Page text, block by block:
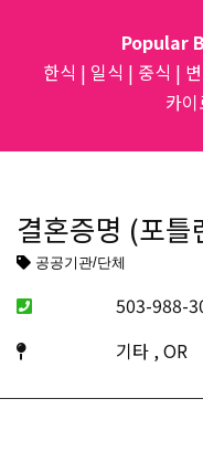
Popular
한식 | 일식 | 중식 |
카
결혼증명 (포틀
공공기관/단체
503-988-
기타 , OR